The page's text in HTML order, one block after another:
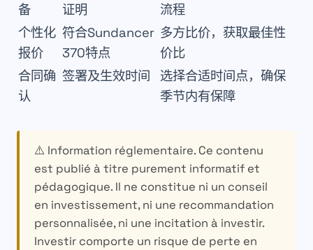
备
证明
流程
个性化
报价
符合Sundancer
370特点
多方比价，获取最佳性
价比
合同确
认
签署及生效时间
选择合适时间点，确保
季节内有保障
⚠️ Information réglementaire.Ce contenu
est publié à titre purement informatif et
pédagogique. Il ne constitue ni un conseil
en investissement, ni une recommandation
personnalisée, ni une incitation à investir.
Investir comporte un risque de perte en